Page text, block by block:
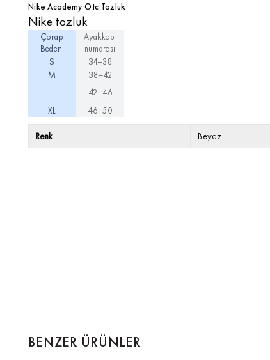
Nike Academy Otc Tozluk
Nike tozluk
Çorap
Bedeni
Ayakkabı
numarası
S
34–38
M
38–42
L
42–46
XL
46–50
Renk Beyaz
BENZER ÜRÜNLER